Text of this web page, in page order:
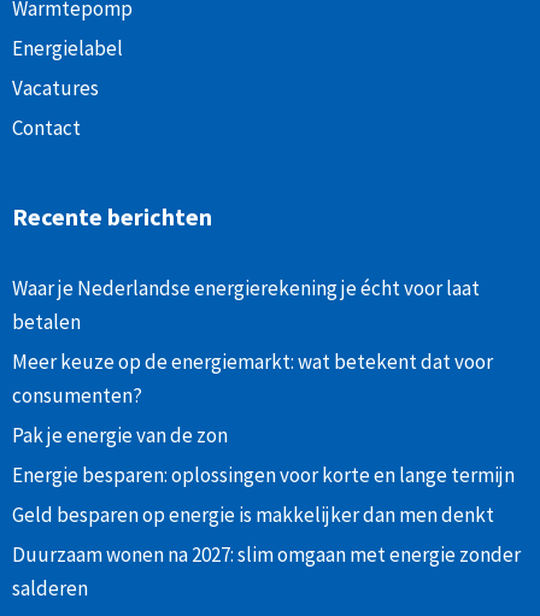
Warmtepomp
Energielabel
Vacatures
Contact
Recente berichten
Waar je Nederlandse energierekening je écht voor laat
betalen
Meer keuze op de energiemarkt: wat betekent dat voor
consumenten?
Pak je energie van de zon
Energie besparen: oplossingen voor korte en lange termijn
Geld besparen op energie is makkelijker dan men denkt
Duurzaam wonen na 2027: slim omgaan met energie zonder
salderen